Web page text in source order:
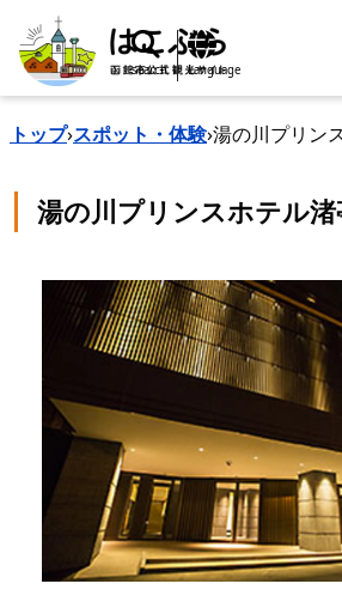
search Language
トップ›スポット・体験›湯の川プリン
湯の川プリンスホテル渚